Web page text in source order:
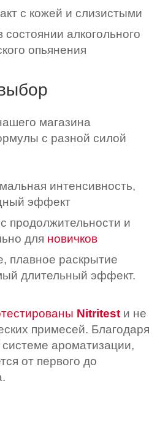
с кожей и слизистыми
состоянии алкогольного
опьянения
магазина
с разной силой
интенсивность,
эффект
продолжительности и
для новичков
плавное раскрытие
длительный эффект.
Nitritest и не
примесей. Благодаря
ароматизации,
от первого до